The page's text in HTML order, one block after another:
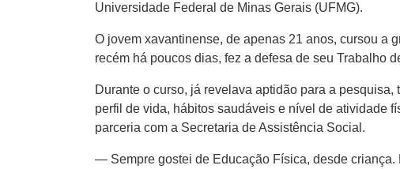
Universidade Federal de Minas Gerais (UFMG).
O jovem xavantinense, de apenas 21 anos, cursou a
recém há poucos dias, fez a defesa de seu Trabalho
Durante o curso, já revelava aptidão para a
perfil de vida, hábitos saudáveis e nível de atividade
parceria com a Secretaria de Assistência Social.
— Sempre gostei de Educação Física, desde criança.